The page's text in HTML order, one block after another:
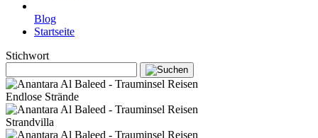
Blog
Startseite
Stichwort
Endlose Strände
Strandvilla